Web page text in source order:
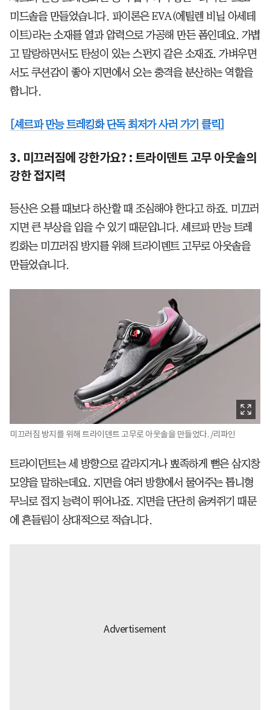
미드솔을 만들었습니다. 파이론은 EVA(에틸렌 비닐 아세테
이트)라는 소재를 열과 압력으로 가공해 만든 폼인데요. 가볍
고 말랑하면서도 탄성이 있는 스펀지 같은 소재죠. 가벼우면
서도 쿠션감이 좋아 지면에서 오는 충격을 분산하는 역할을
합니다.
[셰르파 만능 트레킹화 단독 최저가 사러 가기 클릭]
3. 미끄러짐에 강한가요? : 트라이덴트 고무 아웃솔의
강한 접지력
등산은 오를 때보다 하산할 때 조심해야 한다고 하죠. 미끄러
지면 큰 부상을 입을 수 있기 때문입니다. 셰르파 만능 트레
킹화는 미끄러짐 방지를 위해 트라이덴트 고무로 아웃솔을
만들었습니다.
미끄러짐 방지를 위해 트라이덴트 고무로 아웃솔을 만들었다. /리파인
트라이던트는 세 방향으로 갈라지거나 뾰족하게 뻗은 삼지창
모양을 말하는데요. 지면을 여러 방향에서 물어주는 톱니형
무늬로 접지 능력이 뛰어나죠. 지면을 단단히 움켜쥐기 때문
에 흔들림이 상대적으로 적습니다.